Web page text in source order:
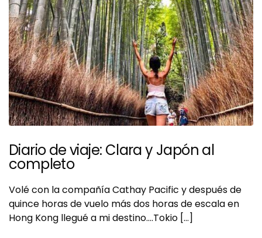
Diario de viaje: Clara y Japón al
completo
Volé con la compañía Cathay Pacific y después de
quince horas de vuelo más dos horas de escala en
Hong Kong llegué a mi destino….Tokio […]